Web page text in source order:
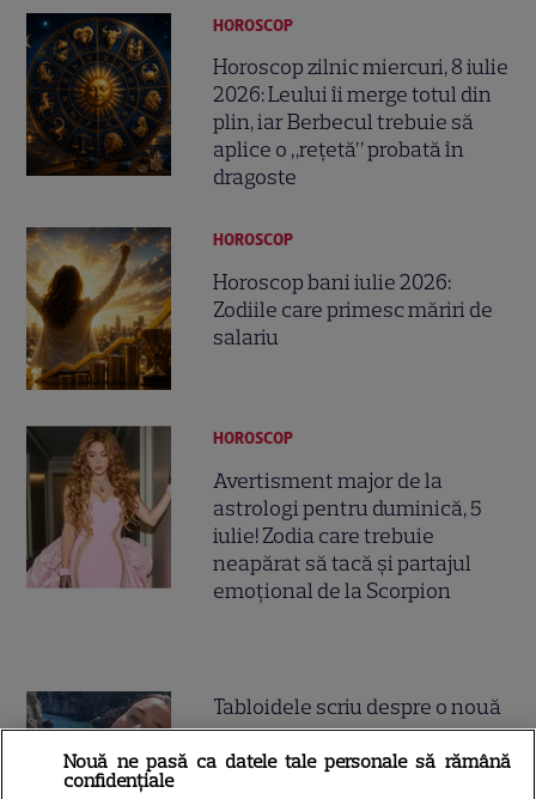
HOROSCOP
Horoscop zilnic miercuri, 8 iulie
2026: Leului îi merge totul din
plin, iar Berbecul trebuie să
aplice o „rețetă” probată în
dragoste
HOROSCOP
Horoscop bani iulie 2026:
Zodiile care primesc măriri de
salariu
HOROSCOP
Avertisment major de la
astrologi pentru duminică, 5
iulie! Zodia care trebuie
neapărat să tacă și partajul
emoțional de la Scorpion
Tabloidele scriu despre o nouă
idilă: „Irina Shayk se iubește cu
starul mai mic cu 11 ani”
Nouă ne pasă ca datele tale personale să rămână
confidențiale